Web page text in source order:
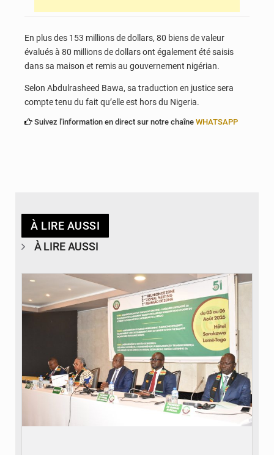
En plus des 153 millions de dollars, 80 biens de valeur
évalués à 80 millions de dollars ont également été saisis
dans sa maison et remis au gouvernement nigérian.
Selon Abdulrasheed Bawa, sa traduction en justice sera
compte tenu du fait qu’elle est hors du Nigeria.
Suivez l'information en direct sur notre chaîne WHATSAPP
À LIRE AUSSI
À LIRE AUSSI